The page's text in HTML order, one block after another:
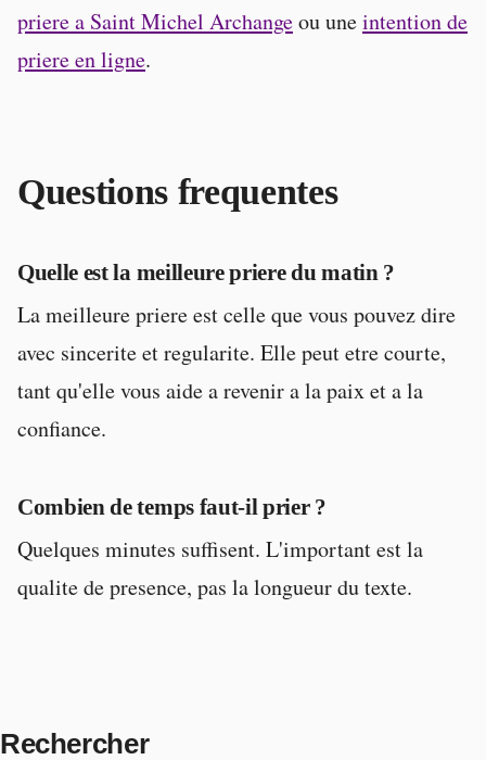
priere a Saint Michel Archangeou uneintention de
priere en ligne.
Questions frequentes
Quelle est la meilleure priere du matin ?
La meilleure priere est celle que vous pouvez dire
avec sincerite et regularite. Elle peut etre courte,
tant qu'elle vous aide a revenir a la paix et a la
confiance.
Combien de temps faut-il prier ?
Quelques minutes suffisent. L'important est la
qualite de presence, pas la longueur du texte.
Rechercher